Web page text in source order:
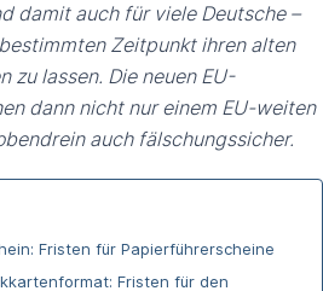
damit auch für viele Deutsche –
Zeitpunkt ihren alten
zu lassen. Die neuen EU-
dann nicht nur einem EU-weiten
auch fälschungssicher.
Fristen für Papierführerscheine
Fristen für den